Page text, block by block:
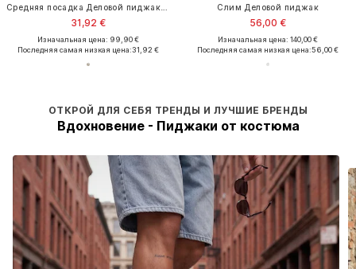
Средняя посадка Деловой пиджак 'Ali'
31,92 €
Изначальная цена: 99,90 €
Последняя самая низкая цена:31,92 €
Слим Деловой пиджак
56,00 €
Изначальная цена: 140,00 €
Последняя самая низкая цена:56,00 €
ОТКРОЙ ДЛЯ СЕБЯ ТРЕНДЫ И ЛУЧШИЕ БРЕНДЫ
Вдохновение - Пиджаки от костюма